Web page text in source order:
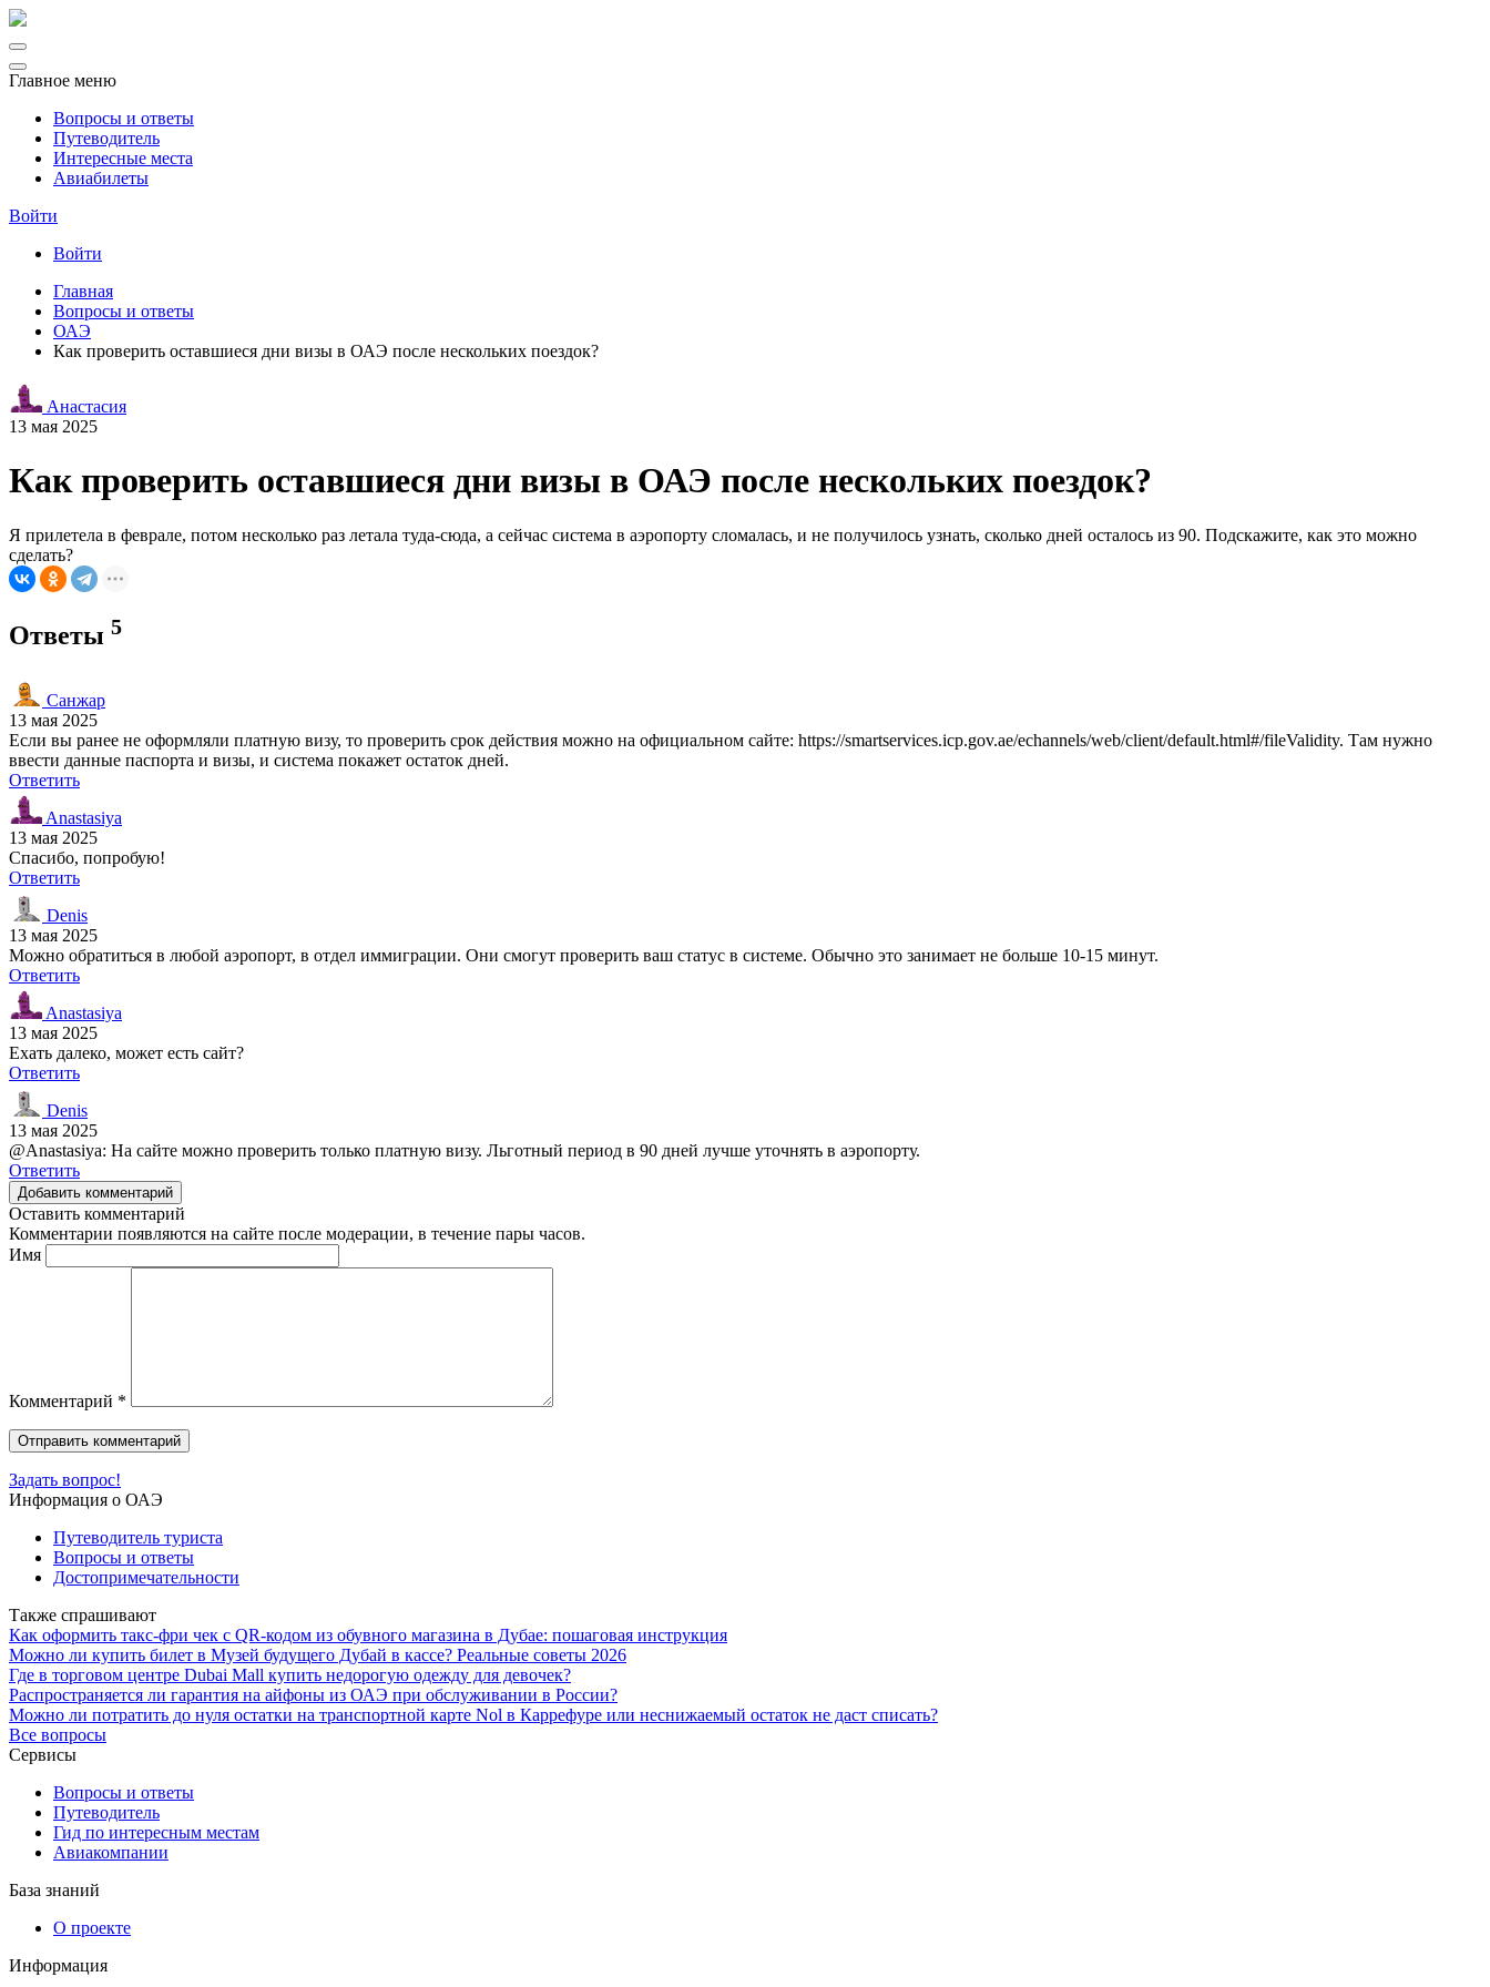
Главное меню
Вопросы и ответы
Путеводитель
Интересные места
Авиабилеты
Войти
Войти
Главная
Вопросы и ответы
ОАЭ
Как проверить оставшиеся дни визы в ОАЭ после нескольких поездок?
Анастасия
13 мая 2025
Как проверить оставшиеся дни визы в ОАЭ после нескольких поездок?
Я прилетела в феврале, потом несколько раз летала туда-сюда, а сейчас система в аэропорту сломалась, и не получилось узнать, сколько дней осталось из 90. Подскажите, как это можно
сделать?
Ответы 5
Санжар
13 мая 2025
Если вы ранее не оформляли платную визу, то проверить срок действия можно на официальном сайте: https://smartservices.icp.gov.ae/echannels/web/client/default.html#/fileValidity. Там нужно
ввести данные паспорта и визы, и система покажет остаток дней.
Ответить
Anastasiya
13 мая 2025
Спасибо, попробую!
Ответить
Denis
13 мая 2025
Можно обратиться в любой аэропорт, в отдел иммиграции. Они смогут проверить ваш статус в системе. Обычно это занимает не больше 10-15 минут.
Ответить
Anastasiya
13 мая 2025
Ехать далеко, может есть сайт?
Ответить
Denis
13 мая 2025
@Anastasiya: На сайте можно проверить только платную визу. Льготный период в 90 дней лучше уточнять в аэропорту.
Ответить
Добавить комментарий
Оставить комментарий
Комментарии появляются на сайте после модерации, в течение пары часов.
Имя
Комментарий *
Задать вопрос!
Информация о ОАЭ
Путеводитель туриста
Вопросы и ответы
Достопримечательности
Также спрашивают
Как оформить такс-фри чек с QR-кодом из обувного магазина в Дубае: пошаговая инструкция
Можно ли купить билет в Музей будущего Дубай в кассе? Реальные советы 2026
Где в торговом центре Dubai Mall купить недорогую одежду для девочек?
Распространяется ли гарантия на айфоны из ОАЭ при обслуживании в России?
Можно ли потратить до нуля остатки на транспортной карте Nol в Каррефуре или неснижаемый остаток не даст списать?
Все вопросы
Сервисы
Вопросы и ответы
Путеводитель
Гид по интересным местам
Авиакомпании
База знаний
О проекте
Информация